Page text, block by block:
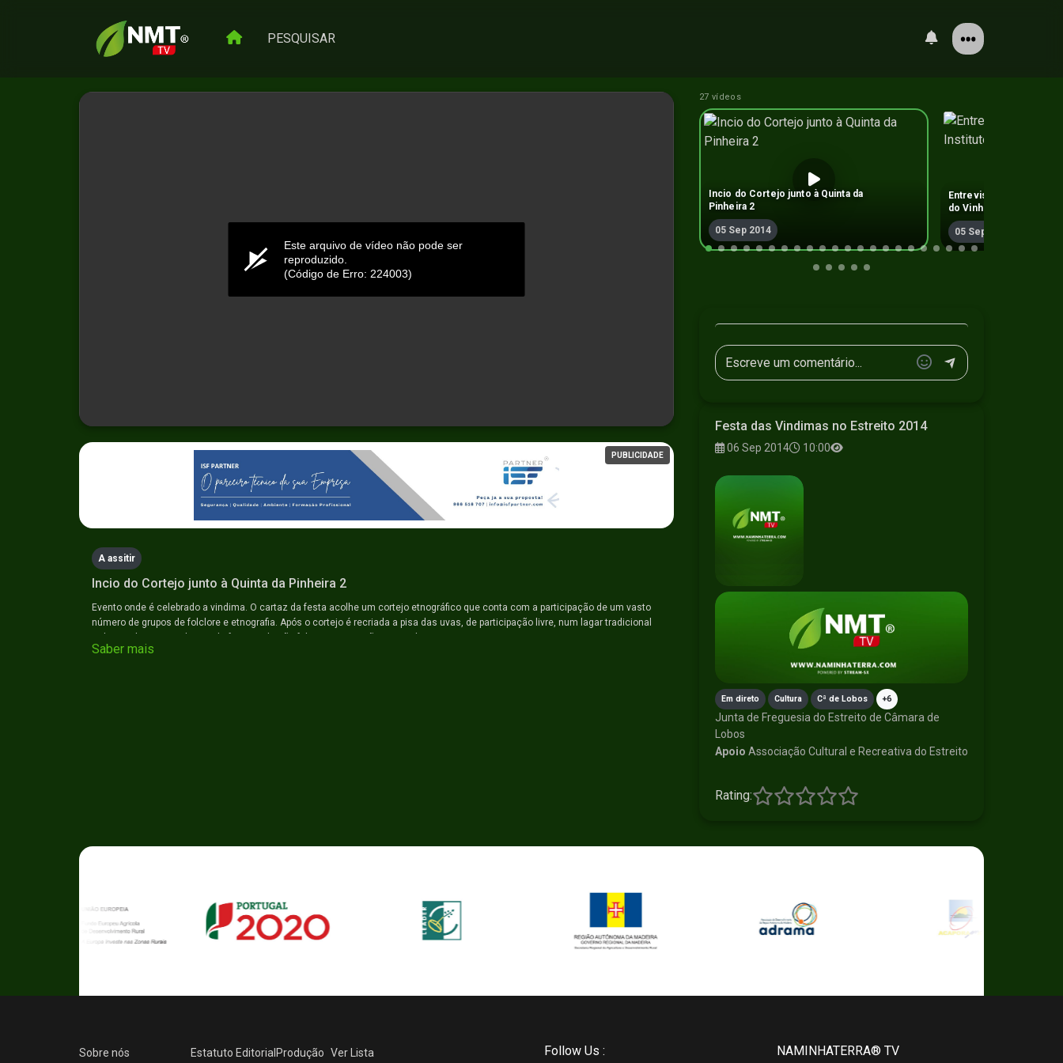
PESQUISAR
seconds
of
Este arquivo de vídeo não pode ser
reproduzido.
(Código de Erro: 224003)
PUBLICIDADE
A assitir
Incio do Cortejo junto à Quinta da Pinheira 2
Evento onde é celebrado a vindima. O cartaz da festa acolhe um cortejo etnográfico que conta com a participação de um vasto
número de grupos de folclore e etnografia. Após o cortejo é recriada a pisa das uvas, de participação livre, num lagar tradicional
Saber mais
27 vídeos
Incio do Cortejo junto à Quinta da
Pinheira 2
05 Sep 2014
Entrevista com Dra
do Vinho e do Bordado
05 Sep 2014
Festa das Vindimas no Estreito 2014
06 Sep 2014 10:00
Em direto Cultura Cª de Lobos +6
Junta de Freguesia do Estreito de Câmara de
Lobos
Apoio Associação Cultural e Recreativa do Estreito
Rating:
Sobre nós Estatuto Editorial Produção Ver Lista Follow Us : NAMINHATERRA® TV